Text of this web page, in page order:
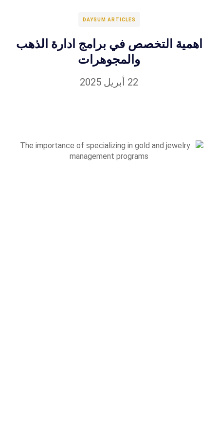
DAYSUM ARTICLES
اهمية التخصص في برامج ادارة الذهب
والمجوهرات
22 أبريل 2025